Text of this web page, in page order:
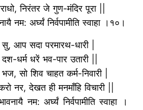
निरंतर जे गुण-मंदिर पूरा ||
नम: अर्घ्यं निर्वपामीति स्वाहा ।१०।
आप सदा परमारथ-धारी |
धर्म धरें भव-पार उतारी ||
सो शिव चाहत कर्म-निवारी |
नर, देखत ही मनमाँहि विचारी ||
नम: अर्घ्यं निर्वपामीति स्वाहा ।